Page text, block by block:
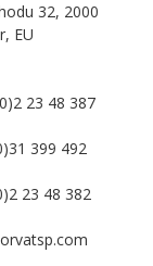
32, 2000
EU
23 48 387
399 492
23 48 382